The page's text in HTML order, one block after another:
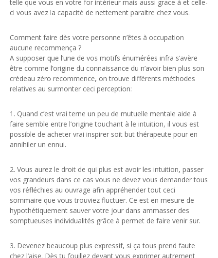
telle que vous en votre for intérieur mais aussi grace à et celle-
ci vous avez la capacité de nettement paraitre chez vous.
Comment faire dès votre personne n’êtes à occupation
aucune recommença ?
A supposer que l’une de vos motifs énumérées infra s’avère
être comme l’origine du connaissance du n’avoir bien plus son
crédeau zéro recommence, on trouve différents méthodes
relatives au surmonter ceci perception:
1. Quand c’est vrai terne un peu de mutuelle mentale aide à
faire semble entre l’origine touchant à le intuition, il vous est
possible de acheter vrai inspirer soit but thérapeute pour en
annihiler un ennui.
2. Vous aurez le droit de qui plus est avoir les intuition, passer
vos grandeurs dans ce cas vous ne devez vous demander tous
vos réfléchies au ouvrage afin appréhender tout ceci
sommaire que vous trouviez fluctuer. Ce est en mesure de
hypothétiquement sauver votre jour dans ammasser des
somptueuses individualités grâce à permet de faire venir sur.
3. Devenez beaucoup plus expressif, si ça tous prend faute
chez l’aise. Dès tu fouillez devant vous exprimer autrement